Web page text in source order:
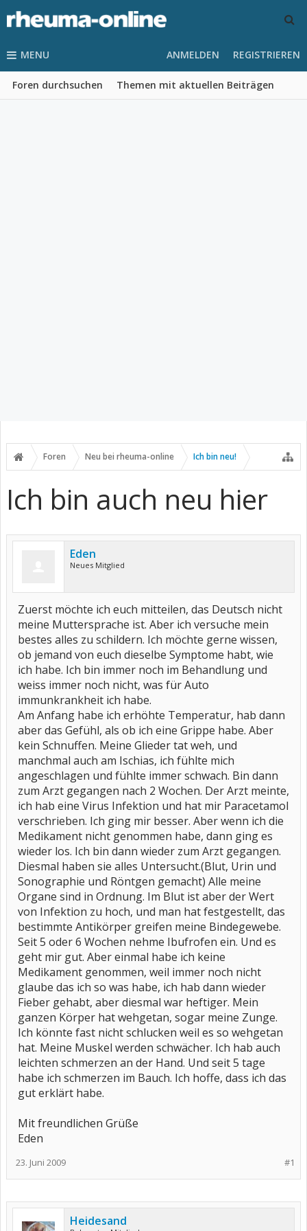
MENU
Foren durchsuchen Themen mit aktuellen Beiträgen
ANMELDEN REGISTRIEREN
Foren Neu bei rheuma-online Ich bin neu!
Ich bin auch neu hier
Eden
Neues Mitglied
Zuerst möchte ich euch mitteilen, das Deutsch nicht
meine Muttersprache ist. Aber ich versuche mein
bestes alles zu schildern. Ich möchte gerne wissen,
ob jemand von euch dieselbe Symptome habt, wie
ich habe. Ich bin immer noch im Behandlung und
weiss immer noch nicht, was für Auto
immunkrankheit ich habe.
Am Anfang habe ich erhöhte Temperatur, hab dann
aber das Gefühl, als ob ich eine Grippe habe. Aber
kein Schnuffen. Meine Glieder tat weh, und
manchmal auch am Ischias, ich fühlte mich
angeschlagen und fühlte immer schwach. Bin dann
zum Arzt gegangen nach 2 Wochen. Der Arzt meinte,
ich hab eine Virus Infektion und hat mir Paracetamol
verschrieben. Ich ging mir besser. Aber wenn ich die
Medikament nicht genommen habe, dann ging es
wieder los. Ich bin dann wieder zum Arzt gegangen.
Diesmal haben sie alles Untersucht.(Blut, Urin und
Sonographie und Röntgen gemacht) Alle meine
Organe sind in Ordnung. Im Blut ist aber der Wert
von Infektion zu hoch, und man hat festgestellt, das
bestimmte Antikörper greifen meine Bindegewebe.
Seit 5 oder 6 Wochen nehme Ibufrofen ein. Und es
geht mir gut. Aber einmal habe ich keine
Medikament genommen, weil immer noch nicht
glaube das ich so was habe, ich hab dann wieder
Fieber gehabt, aber diesmal war heftiger. Mein
ganzen Körper hat wehgetan, sogar meine Zunge.
Ich könnte fast nicht schlucken weil es so wehgetan
hat. Meine Muskel werden schwächer. Ich hab auch
leichten schmerzen an der Hand. Und seit 5 tage
habe ich schmerzen im Bauch. Ich hoffe, dass ich das
gut erklärt habe.
Mit freundlichen Grüße
Eden
#1
23. Juni 2009
Heidesand